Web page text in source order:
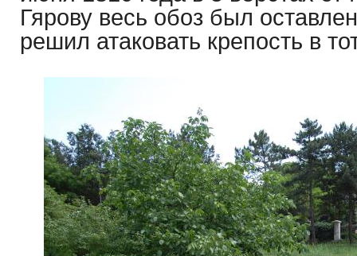
Гярову весь обоз был
решил атаковать крепость в